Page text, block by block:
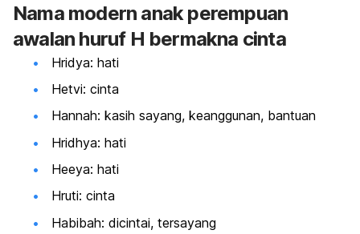
Nama modern anak perempuan
awalan huruf H bermakna cinta
Hridya: hati
Hetvi: cinta
Hannah: kasih sayang, keanggunan, bantuan
Hridhya: hati
Heeya: hati
Hruti: cinta
Habibah: dicintai, tersayang